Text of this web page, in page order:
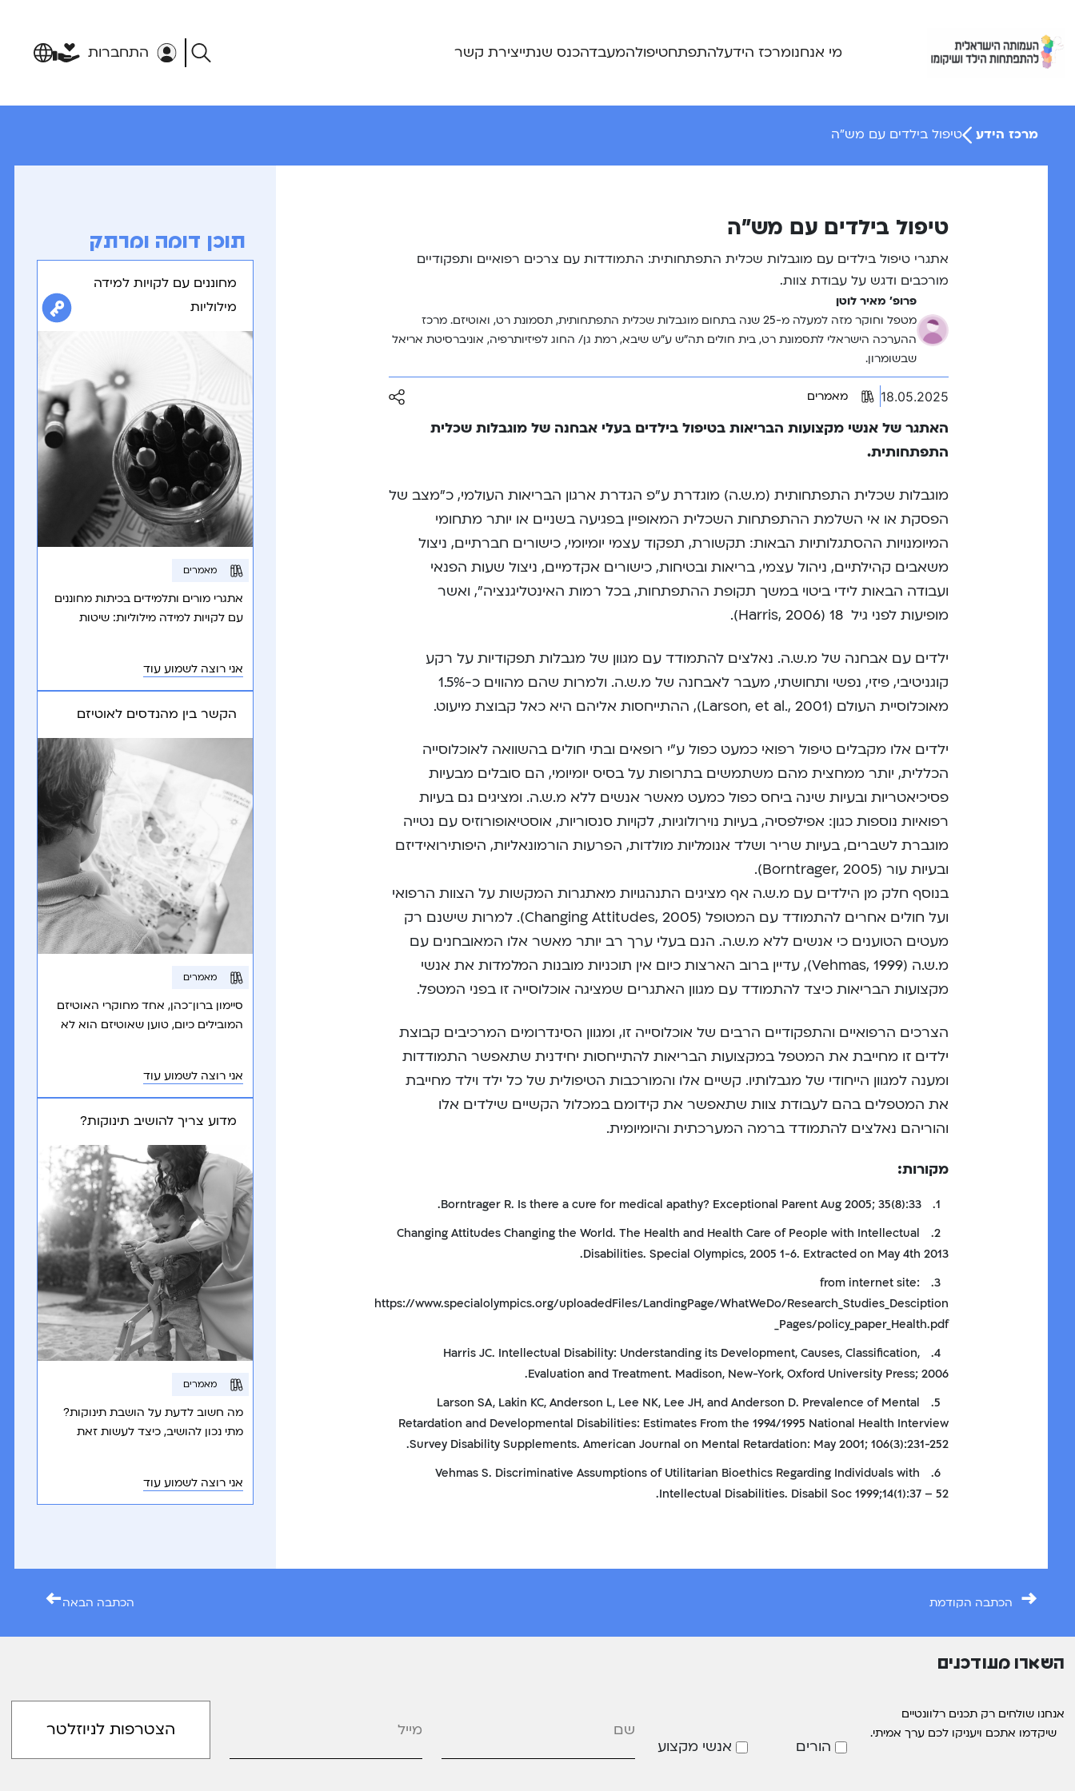
content
מי אנחנומרכז הידעלהתפתחטיפולהמעבדהכנס שנתייצירת קשר התחברות
מרכז הידע טיפול בילדים עם מש”ה
טיפול בילדים עם מש”ה
אתגרי טיפול בילדים עם מוגבלות שכלית התפתחותית: התמודדות עם צרכים רפואיים ותפקודיים
מורכבים ודגש על עבודת צוות.
פרופ' מאיר לוטן
מטפל וחוקר מזה למעלה מ-25 שנה בתחום מוגבלות שכלית התפתחותית, תסמונת רט, ואוטיזם. מרכז
ההערכה הישראלי לתסמונת רט, בית חולים תה”ש ע”ש שיבא, רמת גן/ החוג לפיזיותרפיה, אוניברסיטת אריאל
שבשומרון.
18.05.2025 מאמרים
האתגר של אנשי מקצועות הבריאות בטיפול בילדים בעלי אבחנה של מוגבלות שכלית
התפתחותית.
מוגבלות שכלית התפתחותית (מ.ש.ה) מוגדרת ע”פ הגדרת ארגון הבריאות העולמי, כ”מצב של
הפסקת או אי השלמת ההתפתחות השכלית המאופיין בפגיעה בשניים או יותר מתחומי
המיומנויות ההסתגלותיות הבאות: תקשורת, תפקוד עצמי יומיומי, כישורים חברתיים, ניצול
משאבים קהילתיים, ניהול עצמי, בריאות ובטיחות, כישורים אקדמיים, ניצול שעות הפנאי
ועבודה הבאות לידי ביטוי במשך תקופת ההתפתחות, בכל רמות האינטליגנציה”, ואשר
מופיעות לפני גיל 18 (Harris, 2006).
ילדים עם אבחנה של מ.ש.ה. נאלצים להתמודד עם מגוון של מגבלות תפקודיות על רקע
קוגניטיבי, פיזי, נפשי ותחושתי, מעבר לאבחנה של מ.ש.ה. ולמרות שהם מהווים כ-1.5%
מאוכלוסיית העולם (Larson, et al., 2001), ההתייחסות אליהם היא כאל קבוצת מיעוט.
ילדים אלו מקבלים טיפול רפואי כמעט כפול ע”י רופאים ובתי חולים בהשוואה לאוכלוסייה
הכללית, יותר ממחצית מהם משתמשים בתרופות על בסיס יומיומי, הם סובלים מבעיות
פסיכיאטריות ובעיות שינה ביחס כפול כמעט מאשר אנשים ללא מ.ש.ה. ומציגים גם בעיות
רפואיות נוספות כגון: אפילפסיה, בעיות נוירולוגיות, לקויות סנסוריות, אוסטיאופורוזיס עם נטייה
מוגברת לשברים, בעיות שריר ושלד אנומליות מולדות, הפרעות הורמונאליות, היפותירואידיזם
ובעיות עור (Borntrager, 2005).
בנוסף חלק מן הילדים עם מ.ש.ה אף מציגים התנהגויות מאתגרות המקשות על הצוות הרפואי
ועל חולים אחרים להתמודד עם המטופל (Changing Attitudes, 2005). למרות שישנם רק
מעטים הטוענים כי אנשים ללא מ.ש.ה. הנם בעלי ערך רב יותר מאשר אלו המאובחנים עם
מ.ש.ה (Vehmas, 1999), עדיין ברוב הארצות כיום אין תוכניות מובנות המלמדות את אנשי
מקצועות הבריאות כיצד להתמודד עם מגוון האתגרים שמציגה אוכלוסייה זו בפני המטפל.
הצרכים הרפואיים והתפקודיים הרבים של אוכלוסייה זו, ומגוון הסינדרומים המרכיבים קבוצת
ילדים זו מחייבת את המטפל במקצועות הבריאות להתייחסות יחידנית שתאפשר התמודדות
ומענה למגוון הייחודי של מגבלותיו. קשיים אלו והמורכבות הטיפולית של כל ילד וילד מחייבת
את המטפלים בהם לעבודת צוות שתאפשר את קידומם במכלול הקשיים שילדים אלו
והוריהם נאלצים להתמודד ברמה המערכתית והיומיומית.
מקורות:
1.
Borntrager R. Is there a cure for medical apathy? Exceptional Parent Aug 2005; 35(8):33.
2.
Changing Attitudes Changing the World. The Health and Health Care of People with Intellectual
Disabilities. Special Olympics, 2005 1-6. Extracted on May 4th 2013.
3.
from internet site:
https://www.specialolympics.org/uploadedFiles/LandingPage/WhatWeDo/Research_Studies_Desciption
_Pages/policy_paper_Health.pdf
4.
Harris JC. Intellectual Disability: Understanding its Development, Causes, Classification,
Evaluation and Treatment. Madison, New-York, Oxford University Press; 2006.
5.
Larson SA, Lakin KC, Anderson L, Lee NK, Lee JH, and Anderson D. Prevalence of Mental
Retardation and Developmental Disabilities: Estimates From the 1994/1995 National Health Interview
Survey Disability Supplements. American Journal on Mental Retardation: May 2001; 106(3):231-252.
6.
Vehmas S. Discriminative Assumptions of Utilitarian Bioethics Regarding Individuals with
Intellectual Disabilities. Disabil Soc 1999;14(1):37 – 52.
תוכן דומה ומרתק
מחוננים עם לקויות למידה
מילוליות
מאמרים
אתגרי מורים ותלמידים בכיתות מחוננים
עם לקויות למידה מילוליות: שיטות
אני רוצה לשמוע עוד
הקשר בין מהנדסים לאוטיזם
מאמרים
סיימון ברון־כהן, אחד מחוקרי האוטיזם
המובילים כיום, טוען שאוטיזם הוא לא
אני רוצה לשמוע עוד
מדוע צריך להושיב תינוקות?
מאמרים
מה חשוב לדעת על הושבת תינוקות?
מתי נכון להושיב, כיצד לעשות זאת
אני רוצה לשמוע עוד
→ הכתבה הקודמת הכתבה הבאה←
השארו מעודכנים
אנחנו שולחים רק תכנים רלוונטיים
שיקדמו אתכם ויעניקו לכם ערך אמיתי.
הורים אנשי מקצוע